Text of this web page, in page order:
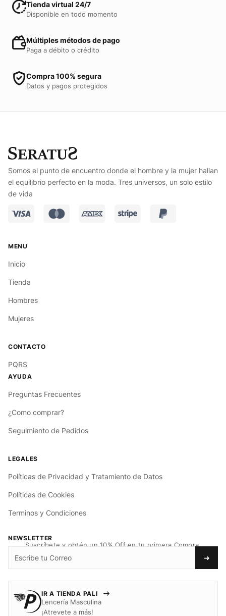
Tienda virtual 24/7
Disponible en todo momento
Múltiples métodos de pago
Paga a débito o crédito
Compra 100% segura
Datos y pagos protegidos
Somos el punto de encuentro donde el hombre y la mujer hallan
el equilibrio perfecto en la moda. Tres universos, un solo estilo
de vida
Inicio
Tienda
Hombres
Mujeres
PQRS
Preguntas Frecuentes
¿Como comprar?
Seguimiento de Pedidos
Políticas de Privacidad y Tratamiento de Datos
Políticas de Cookies
Terminos y Condiciones
NEWSLETTER
Suscríbete y obtén un 10% Off en tu primera Compra.
➜
IR A TIENDA PALI
Lencería Masculina
¡Atrevete a más!